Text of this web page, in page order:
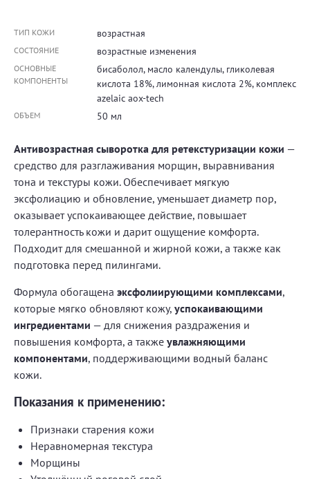
ТИП КОЖИ возрастная
СОСТОЯНИЕ возрастные изменения
ОСНОВНЫЕ
КОМПОНЕНТЫ
бисаболол, масло календулы, гликолевая
кислота 18%, лимонная кислота 2%, комплекс
azelaic aox-tech
ОБЪЕМ 50 мл
Антивозрастная сыворотка для ретекстуризации кожи —
средство для разглаживания морщин, выравнивания
тона и текстуры кожи. Обеспечивает мягкую
эксфолиацию и обновление, уменьшает диаметр пор,
оказывает успокаивающее действие, повышает
толерантность кожи и дарит ощущение комфорта.
Подходит для смешанной и жирной кожи, а также как
подготовка перед пилингами.
Формула обогащена эксфолиирующими комплексами,
которые мягко обновляют кожу, успокаивающими
ингредиентами — для снижения раздражения и
повышения комфорта, а также увлажняющими
компонентами, поддерживающими водный баланс
кожи.
Показания к применению:
Признаки старения кожи
Неравномерная текстура
Морщины